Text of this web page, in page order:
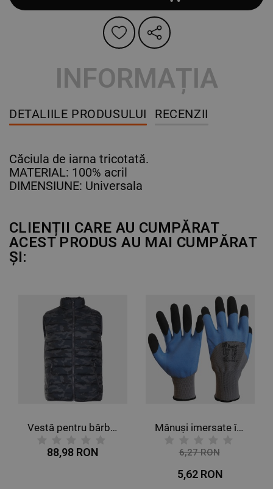
INFORMAȚIA
DETALIILE PRODUSULUI RECENZII
Căciula de iarna tricotată.
MATERIAL: 100% acril
DIMENSIUNE: Universala
CLIENȚII CARE AU CUMPĂRAT
ACEST PRODUS AU MAI CUMPĂRAT
ȘI:
Vestă pentru bărbați SPEEDY NEO CAMOUFLAGE
88,98 RON
Mănuși imersate în latex VENICE
6,27 RON
5,62 RON